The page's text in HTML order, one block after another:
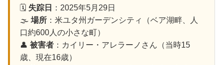
🗓️ 失踪日
：2025年5月29日
🌫️ 場所 ：米ユタ州ガーデンシティ（ベア湖畔、人
口約600人の小さな町）
👤 被害者 ：カイリー・アレラーノさん（当時15
歳、現在16歳）